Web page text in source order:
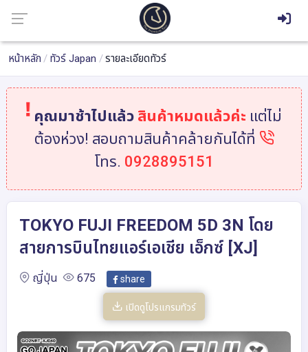
หน้าหลัก ทัวร์ Japan รายละเอียดทัวร์
คุณมาช้าไปแล้ว สินค้าหมดแล้วค่ะ แต่ไม่
ต้องห่วง! สอบถามสินค้าคล้ายกันได้ที่
โทร. 0928895151
TOKYO FUJI FREEDOM 5D 3N โดย
สายการบินไทยแอร์เอเชีย เอ็กซ์ [XJ]
ญี่ปุ่น 675 share
เปิดดูโปรแกรมทัวร์